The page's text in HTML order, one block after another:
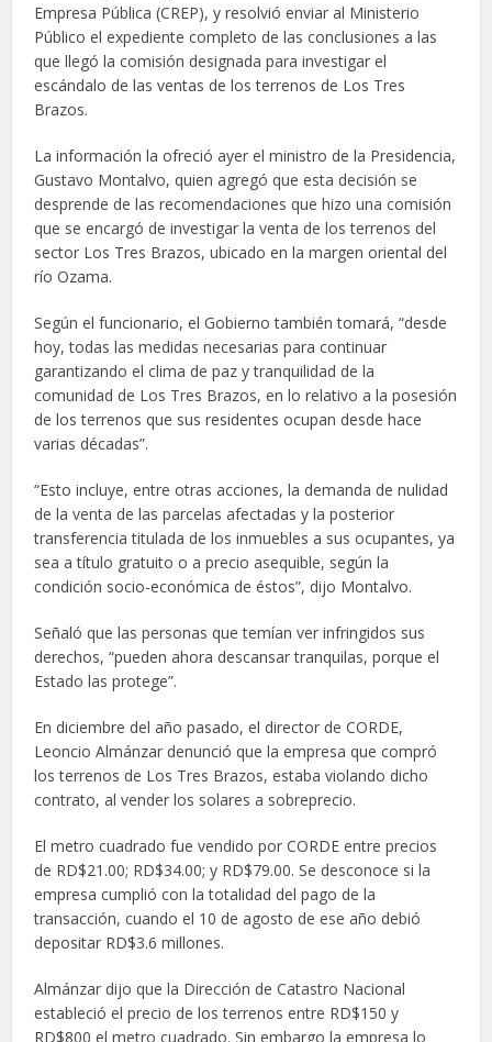
Empresa Pública (CREP), y resolvió enviar al Ministerio
Público el expediente completo de las conclusiones a las
que llegó la comisión designada para investigar el
escándalo de las ventas de los terrenos de Los Tres
Brazos.
La información la ofreció ayer el ministro de la Presidencia,
Gustavo Montalvo, quien agregó que esta decisión se
desprende de las recomendaciones que hizo una comisión
que se encargó de investigar la venta de los terrenos del
sector Los Tres Brazos, ubicado en la margen oriental del
río Ozama.
Según el funcionario, el Gobierno también tomará, “desde
hoy, todas las medidas necesarias para continuar
garantizando el clima de paz y tranquilidad de la
comunidad de Los Tres Brazos, en lo relativo a la posesión
de los terrenos que sus residentes ocupan desde hace
varias décadas”.
“Esto incluye, entre otras acciones, la demanda de nulidad
de la venta de las parcelas afectadas y la posterior
transferencia titulada de los inmuebles a sus ocupantes, ya
sea a título gratuito o a precio asequible, según la
condición socio-económica de éstos”, dijo Montalvo.
Señaló que las personas que temían ver infringidos sus
derechos, “pueden ahora descansar tranquilas, porque el
Estado las protege”.
En diciembre del año pasado, el director de CORDE,
Leoncio Almánzar denunció que la empresa que compró
los terrenos de Los Tres Brazos, estaba violando dicho
contrato, al vender los solares a sobreprecio.
El metro cuadrado fue vendido por CORDE entre precios
de RD$21.00; RD$34.00; y RD$79.00. Se desconoce si la
empresa cumplió con la totalidad del pago de la
transacción, cuando el 10 de agosto de ese año debió
depositar RD$3.6 millones.
Almánzar dijo que la Dirección de Catastro Nacional
estableció el precio de los terrenos entre RD$150 y
RD$800 el metro cuadrado. Sin embargo la empresa lo